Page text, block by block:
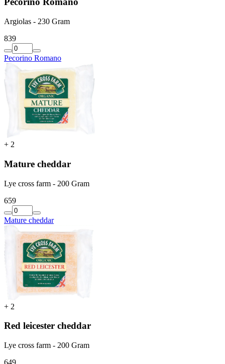
Argiolas - 230 Gram
839
Pecorino Romano
+ 2
Mature cheddar
Lye cross farm - 200 Gram
659
Mature cheddar
+ 2
Red leicester cheddar
Lye cross farm - 200 Gram
649